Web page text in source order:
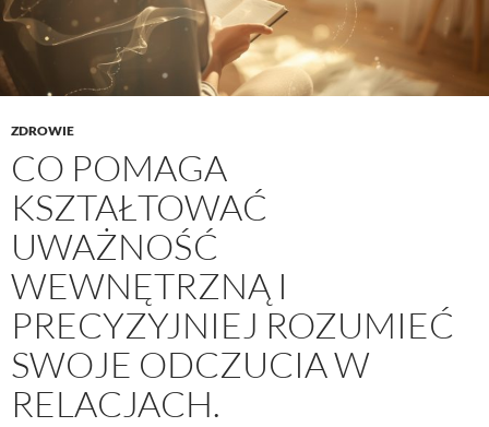
ZDROWIE
CO POMAGA
KSZTAŁTOWAĆ
UWAŻNOŚĆ
WEWNĘTRZNĄ I
PRECYZYJNIEJ ROZUMIEĆ
SWOJE ODCZUCIA W
RELACJACH.